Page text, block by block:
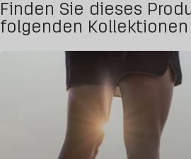
Finden Sie dieses
folgenden Kollektionen